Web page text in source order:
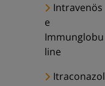
Intravenös
e
Immunglobu
line
Itraconazol